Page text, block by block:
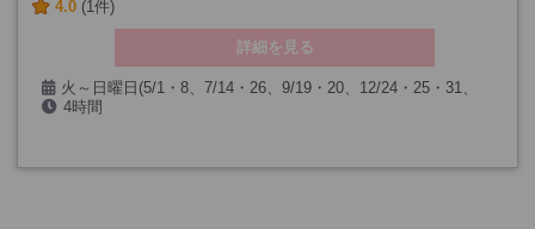
4.0 (1件)
詳細を見る
火～日曜日(5/1・8、7/14・26、9/19・20、12/24・25・31、
1/1、第一日曜日を除く)
4時間